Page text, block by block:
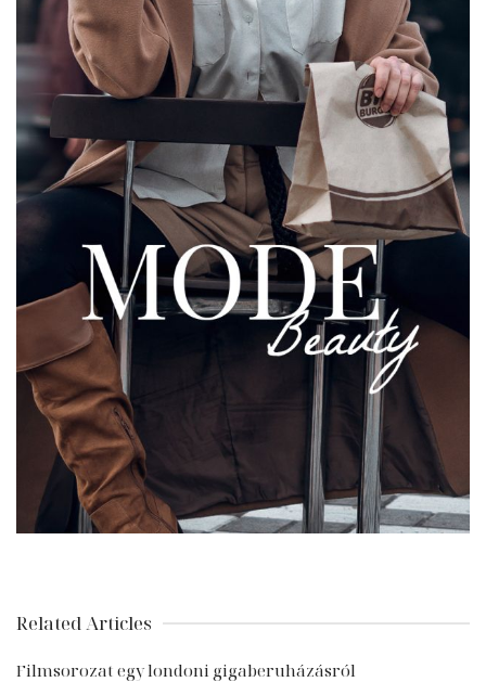
Related Articles
Filmsorozat egy londoni gigaberuházásról